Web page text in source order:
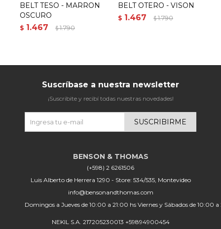
BELT TESO - MARRON
OSCURO
$ 1.467 $ 1.790
BELT OTERO - VISON
$ 1.467 $ 1.790
(+598) 2 6261506
Luis Alberto de Herrera 1290 - Store: 534/535, Montevideo
info@bensonandthomas.com
Domingos a Jueves de 10:00 a 21:00 hs Viernes y Sábados de 10:00
NEKIL S.A. 217205230013 +59894900454
Suscríbase a nuestra newsletter
¡Suscribite y recibí todas nuestras novedades!
SUSCRIBIRME